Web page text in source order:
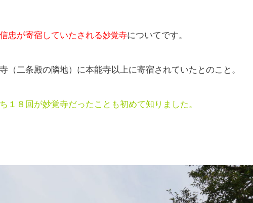
忠が寄宿していたされる妙覚寺についてです。
（二条殿の隣地）に本能寺以上に寄宿されていたとのこと。
１８回が妙覚寺だったことも初めて知りました。